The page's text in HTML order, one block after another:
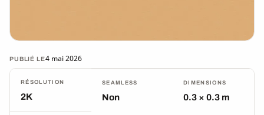
PUBLIÉ LE4 mai 2026
RÉSOLUTION
2K
SEAMLESS
Non
DIMENSIONS
0.3 × 0.3 m